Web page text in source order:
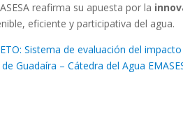
reafirma su apuesta por la
eficiente y participativa del agua.
Sistema de evaluación del
Guadaíra – Cátedra del Agua